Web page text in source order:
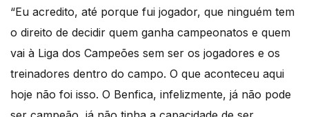
“Eu acredito, até porque fui jogador, que ninguém tem
o direito de decidir quem ganha campeonatos e quem
vai à Liga dos Campeões sem ser os jogadores e os
treinadores dentro do campo. O que aconteceu aqui
hoje não foi isso. O Benfica, infelizmente, já não pode